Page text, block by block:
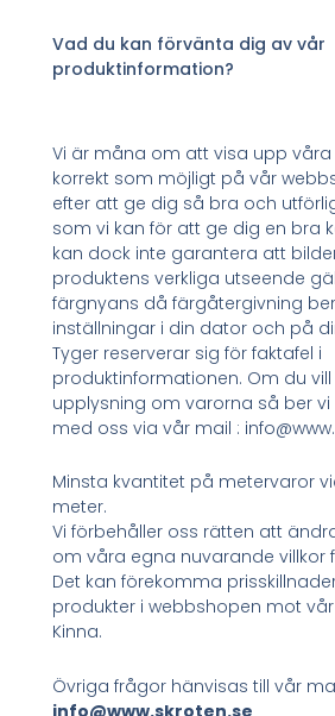
Vad du kan förvänta dig av vår
produktinformation?
Vi är måna om att visa upp
korrekt som möjligt på vår
efter att ge dig så bra och
som vi kan för att ge dig en bra
kan dock inte garantera att
produktens verkliga utseende
färgnyans då färgåtergivning
inställningar i din dator och på
Tyger reserverar sig för faktafel i
produktinformationen. Om du
upplysning om varorna så ber
med oss via vår mail :
Minsta kvantitet på metervaror
meter.
Vi förbehåller oss rätten att
om våra egna nuvarande villkor
Det kan förekomma
produkter i webbshopen mot vår
Kinna.
Övriga frågor hänvisas till vår
info@www.skroten.se